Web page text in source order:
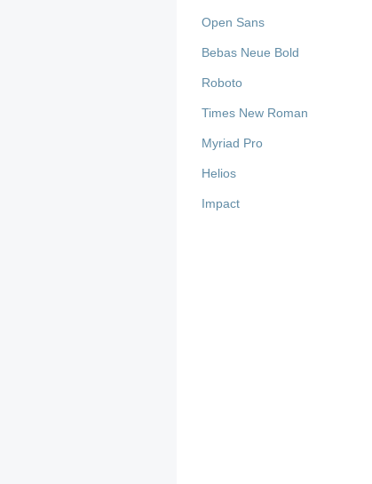
Open Sans
Bebas Neue Bold
Roboto
Times New Roman
Myriad Pro
Helios
Impact